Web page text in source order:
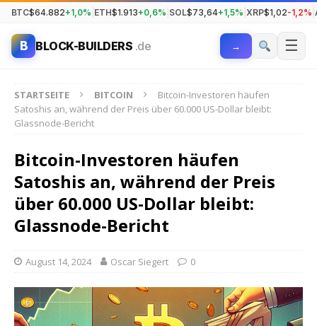
BTC$64.882+1,0% ETH$1.913+0,6% SOL$73,64+1,5% XRP$1,02-1,2%
B BLOCK-BUILDERS .de → ☰
STARTSEITE BITCOIN
Bitcoin-Investoren häufen
Satoshis an, während der Preis über 60.000 US-Dollar bleibt:
Glassnode-Bericht
Bitcoin-Investoren häufen
Satoshis an, während der Preis
über 60.000 US-Dollar bleibt:
Glassnode-Bericht
August 14, 2024 Oscar Siegert 0